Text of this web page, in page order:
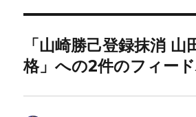
「山崎勝己登録抹消 山
格」への2件のフィー